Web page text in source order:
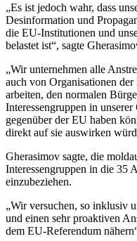
„Es ist jedoch wahr, dass
Desinformation und
die EU-Institutionen und
belastet ist“, sagte
„Wir unternehmen alle
auch von Organisationen
arbeiten, den normalen
Interessengruppen in
gegenüber der EU haben
direkt auf sie auswirken
Gherasimov sagte, die
Interessengruppen in die 35
einzubeziehen.
„Wir versuchen, so inklusiv
und einen sehr proaktiven
dem EU-Referendum